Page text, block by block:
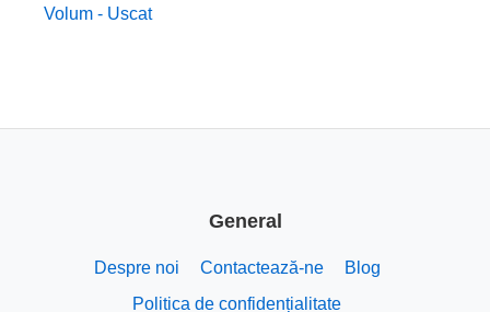
Volum - Uscat
General
Despre noi Contactează-ne
Blog
Politica de confidențialitate